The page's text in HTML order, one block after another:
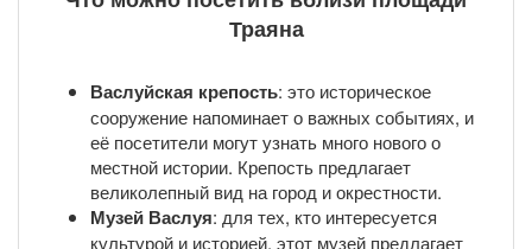
Траяна
Васлуйская крепость: это историческое
сооружение напоминает о важных событиях, и
её посетители могут узнать много нового о
местной истории. Крепость предлагает
великолепный вид на город и окрестности.
Музей Васлуя: для тех, кто интересуется
культурой и историей, этот музей предлагает